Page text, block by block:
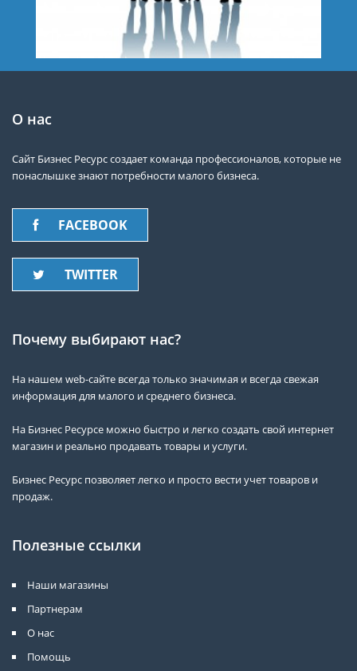
О нас
Сайт Бизнес Ресурс создает команда профессионалов, которые не
понаслышке знают потребности малого бизнеса.
FACEBOOK
TWITTER
Почему выбирают нас?
На нашем web-сайте всегда только значимая и всегда свежая
информация для малого и среднего бизнеса.
На Бизнес Ресурсе можно быстро и легко создать свой интернет
магазин и реально продавать товары и услуги.
Бизнес Ресурс позволяет легко и просто вести учет товаров и
продаж.
Полезные ссылки
Наши магазины
Партнерам
О нас
Помощь